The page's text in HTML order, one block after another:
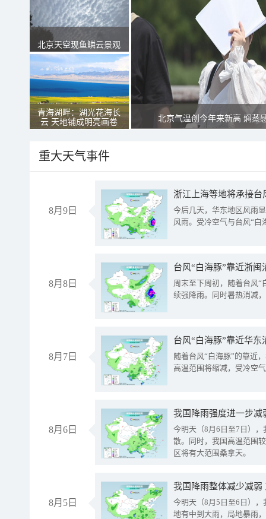
北京天空现鱼鳞云景观
青海湖畔：湖光花海长
云 天地铺成明亮画卷
北京气温创今年来新高 焖蒸
重大天气事件
8月9日
浙江上海等地将承接台
今后几天，华东地区风雨
风雨。受冷空气与台风“白
8月8日
台风“白海豚”靠近浙
周末至下周初，随着台风“
续强降雨。同时暑热消减
8月7日
台风“白海豚”靠近华
随着台风“白海豚”的靠近
高温范围将缩减，受冷空
8月6日
今明天（8月6日至7日）
散。同时，我国高温范围
区将有大范围桑拿天。
8月5日
我国降雨整体减少减弱
今明天（8月5日至6日）
地有中到大雨，局地暴雨